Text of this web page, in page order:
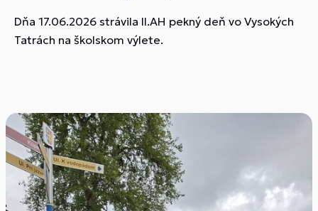
Dňa 17.06.2026 strávila II.AH pekný deň vo Vysokých
Tatrách na školskom výlete.